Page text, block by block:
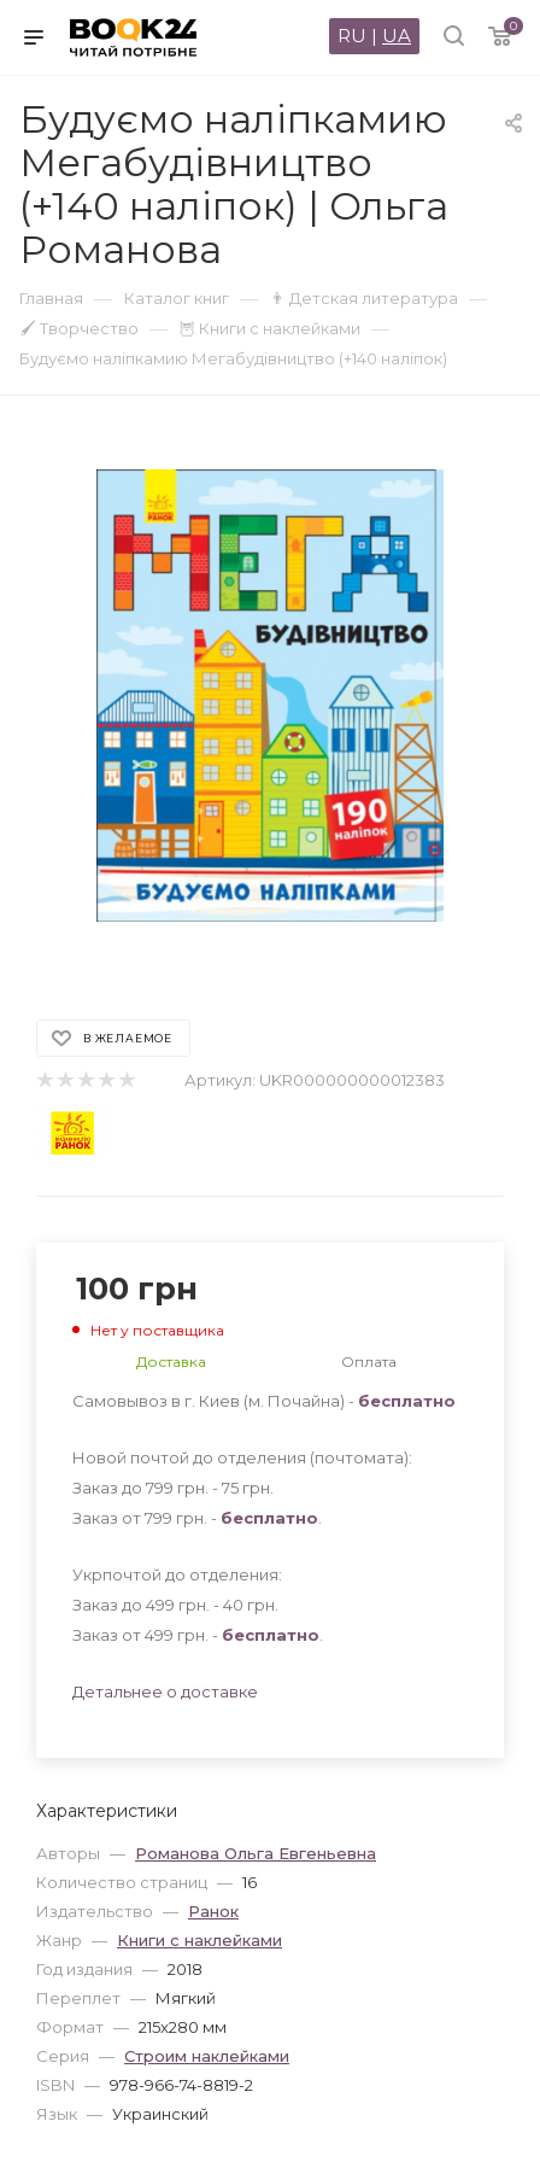
0
RU | UA
Будуємо наліпкамию
Мегабудівництво
(+140 наліпок) | Ольга
Романова
Главная — Каталог книг — 👨 Детская литература —
🖌 Творчество — 🦉 Книги с наклейками —
Будуємо наліпкамию Мегабудівництво (+140 наліпок)
В ЖЕЛАЕМОЕ
Артикул: UKR000000000012383
Характеристики
Авторы — Романова Ольга Евгеньевна
Количество страниц — 16
Издательство — Ранок
Жанр — Книги с наклейками
Год издания — 2018
Переплет — Мягкий
Формат — 215x280 мм
Серия — Строим наклейками
ISBN — 978-966-74-8819-2
Язык — Украинский
100 грн
Нет у поставщика
Доставка
Оплата
Самовывоз в г. Киев (м. Почайна) - бесплатно
Новой почтой до отделения (почтомата):
Заказ до 799 грн. - 75 грн
Заказ от 799 грн. - бесплатно
Укрпочтой до отделения:
Заказ до 499 грн. - 40 грн
Заказ от 499 грн. - бесплатно
Детальнее о доставке